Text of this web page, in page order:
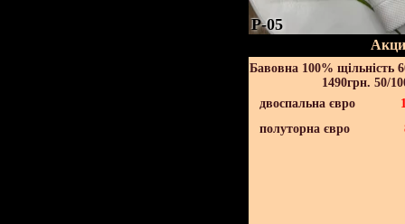
P-05
Бавовна 100% щільність
1490грн. 50/
двоспальна євро
полуторна євро